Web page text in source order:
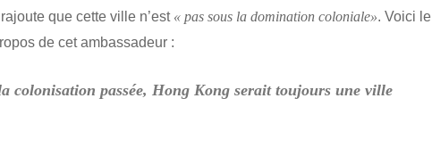
que cette ville n’est « pas sous la domination coloniale». Voici le
de cet ambassadeur :
colonisation passée, Hong Kong serait toujours une ville